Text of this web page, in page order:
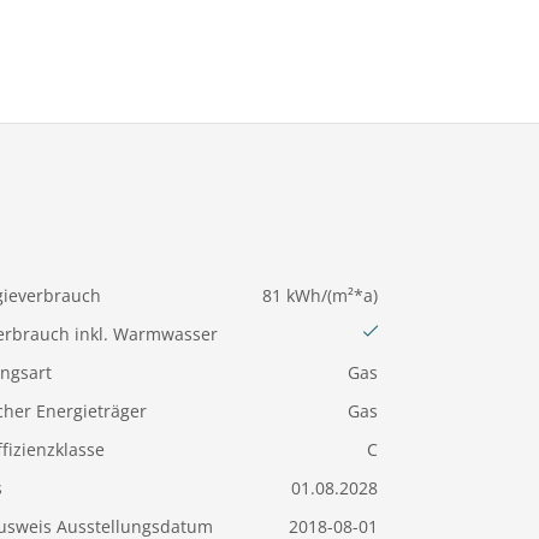
81 kWh/(m²*a)
inkl. Warmwasser
Gas
Energieträger
Gas
C
01.08.2028
Ausstellungsdatum
2018-08-01